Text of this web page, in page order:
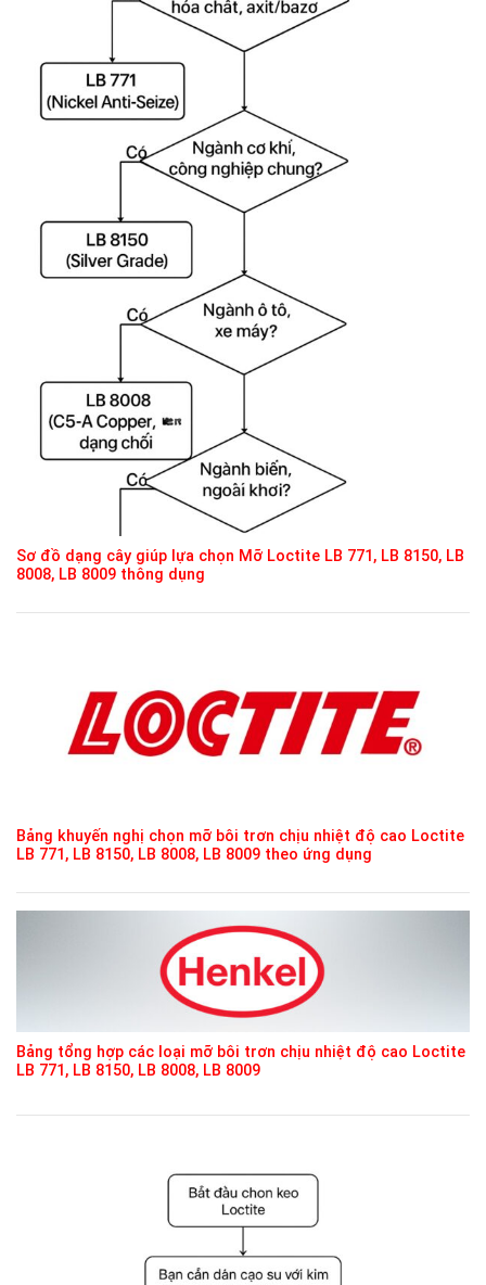
Sơ đồ dạng cây giúp lựa chọn Mỡ Loctite LB 771, LB 8150, LB
8008, LB 8009 thông dụng
Bảng khuyến nghị chọn mỡ bôi trơn chịu nhiệt độ cao Loctite
LB 771, LB 8150, LB 8008, LB 8009 theo ứng dụng
Bảng tổng hợp các loại mỡ bôi trơn chịu nhiệt độ cao Loctite
LB 771, LB 8150, LB 8008, LB 8009